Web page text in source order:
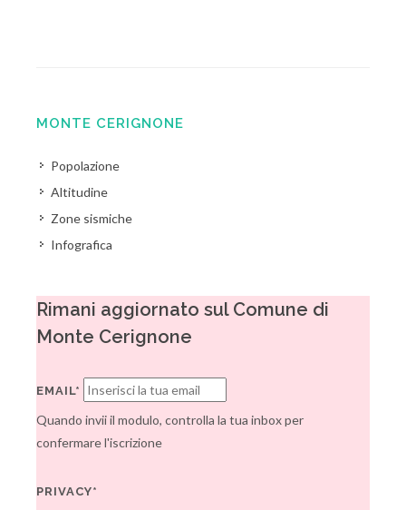
MONTE CERIGNONE
Popolazione
Altitudine
Zone sismiche
Infografica
Rimani aggiornato sul Comune di
Monte Cerignone
EMAIL*
Quando invii il modulo, controlla la tua inbox per
confermare l'iscrizione
PRIVACY*